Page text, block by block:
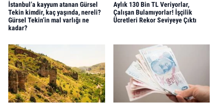
İstanbul’a kayyum atanan Gürsel
Tekin kimdir, kaç yaşında, nereli?
Gürsel Tekin’in mal varlığı ne
kadar?
Aylık 130 Bin TL Veriyorlar,
Çalışan Bulamıyorlar! İşçilik
Ücretleri Rekor Seviyeye Çıktı